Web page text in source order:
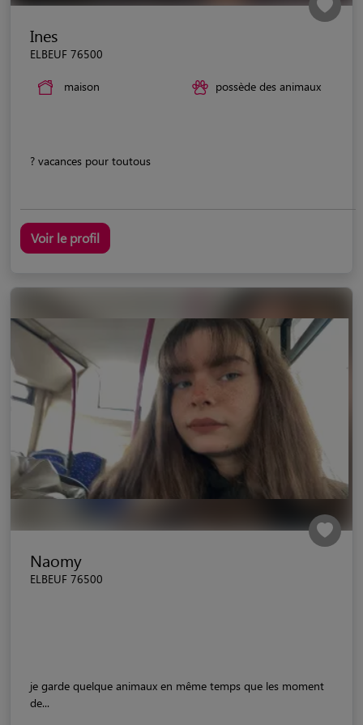
Ines
ELBEUF 76500
maison possède des animaux
? vacances pour toutous
Voir le profil
Naomy
ELBEUF 76500
je garde quelque animaux en même temps que les moment
de...